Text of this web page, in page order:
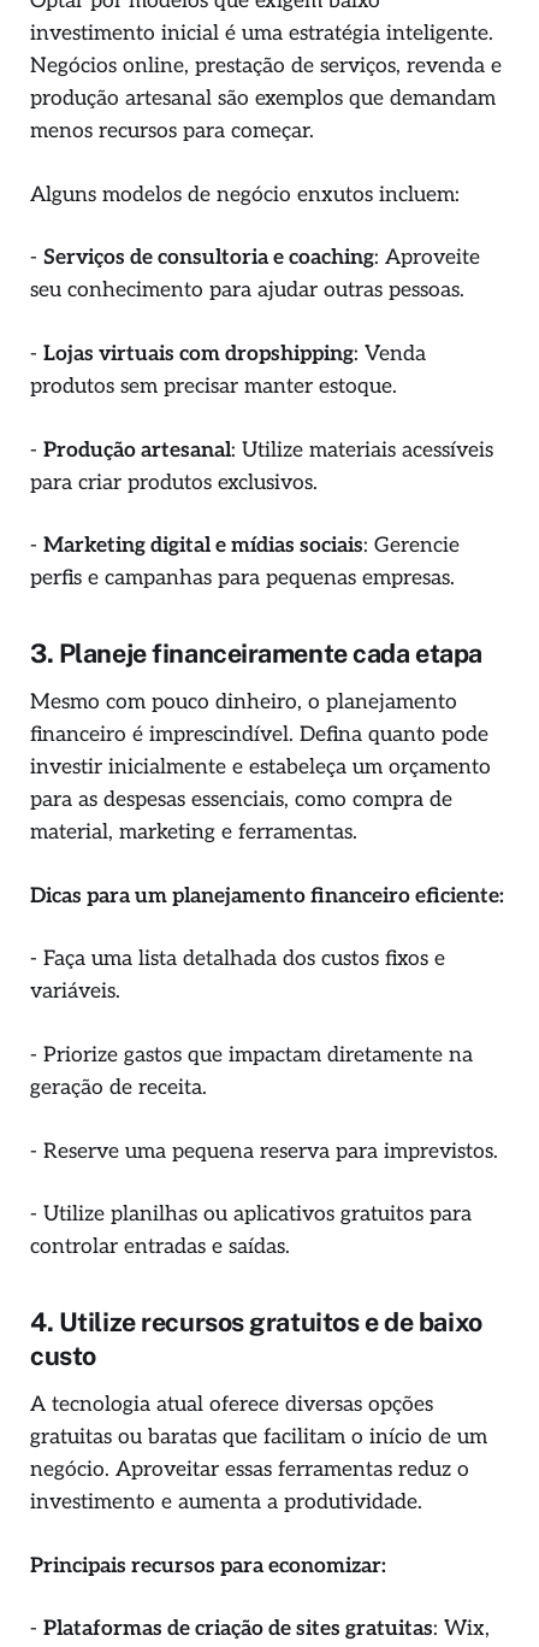
investimento inicial é uma estratégia inteligente.
Negócios online, prestação de serviços, revenda e
produção artesanal são exemplos que demandam
menos recursos para começar.
Alguns modelos de negócio enxutos incluem:
- Serviços de consultoria e coaching: Aproveite
seu conhecimento para ajudar outras pessoas.
- Lojas virtuais com dropshipping: Venda
produtos sem precisar manter estoque.
- Produção artesanal: Utilize materiais acessíveis
para criar produtos exclusivos.
- Marketing digital e mídias sociais: Gerencie
perfis e campanhas para pequenas empresas.
3. Planeje financeiramente cada etapa
Mesmo com pouco dinheiro, o planejamento
financeiro é imprescindível. Defina quanto pode
investir inicialmente e estabeleça um orçamento
para as despesas essenciais, como compra de
material, marketing e ferramentas.
Dicas para um planejamento financeiro eficiente:
- Faça uma lista detalhada dos custos fixos e
variáveis.
- Priorize gastos que impactam diretamente na
geração de receita.
- Reserve uma pequena reserva para imprevistos.
- Utilize planilhas ou aplicativos gratuitos para
controlar entradas e saídas.
4. Utilize recursos gratuitos e de baixo
custo
A tecnologia atual oferece diversas opções
gratuitas ou baratas que facilitam o início de um
negócio. Aproveitar essas ferramentas reduz o
investimento e aumenta a produtividade.
Principais recursos para economizar:
- Plataformas de criação de sites gratuitas: Wix,